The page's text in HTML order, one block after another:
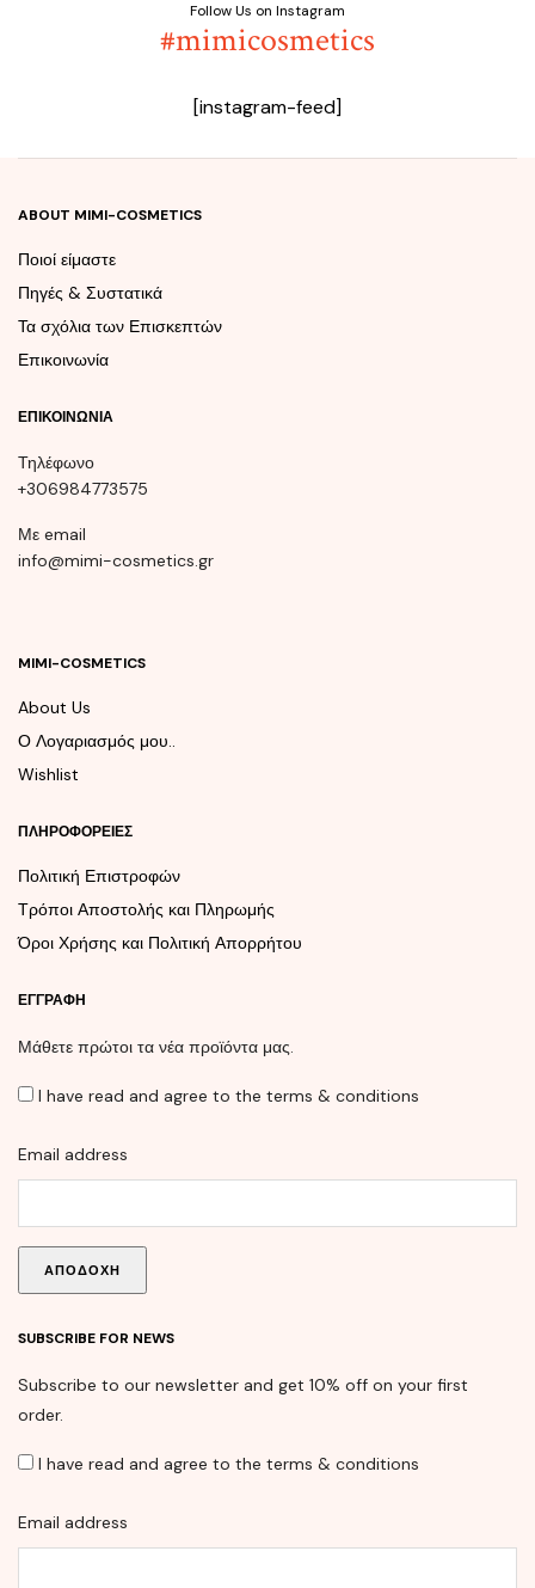
Follow Us on Instagram
#mimicosmetics
[instagram-feed]
ABOUT MIMI-COSMETICS
Ποιοί είμαστε
Πηγές & Συστατικά
Τα σχόλια των Επισκεπτών
Επικοινωνία
ΕΠΙΚΟΙΝΩΝΊΑ
Τηλέφωνο
+306984773575
Με email
info@mimi-cosmetics.gr
MIMI-COSMETICS
About Us
Ο Λογαριασμός μου..
Wishlist
ΠΛΗΡΟΦΟΡΕΊΕΣ
Πολιτική Επιστροφών
Τρόποι Αποστολής και Πληρωμής
Όροι Χρήσης και Πολιτική Απορρήτου
ΕΓΓΡΑΦΉ
Μάθετε πρώτοι τα νέα προϊόντα μας.
I have read and agree to the terms & conditions
Email address
SUBSCRIBE FOR NEWS
Subscribe to our newsletter and get 10% off on your first
order.
I have read and agree to the terms & conditions
Email address